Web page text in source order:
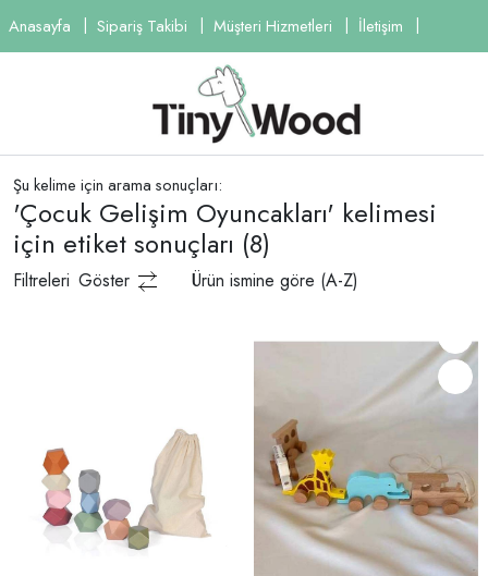
Anasayfa Sipariş Takibi Müşteri Hizmetleri İletişim
Şu kelime için arama sonuçları:
'Çocuk Gelişim Oyuncakları' kelimesi
için etiket sonuçları (8)
Filtreleri Göster Ürün ismine göre (A-Z)